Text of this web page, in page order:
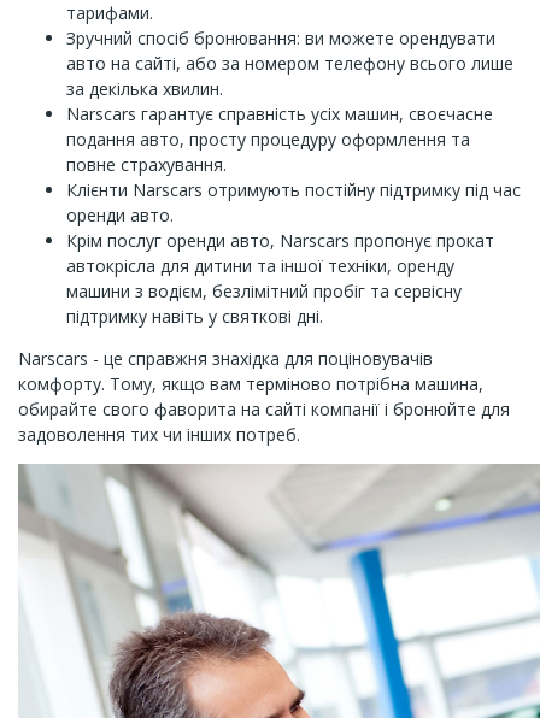
тарифами.
Зручний спосіб бронювання: ви можете орендувати
авто на сайті, або за номером телефону всього лише
за декілька хвилин.
Narscars гарантує справність усіх машин, своєчасне
подання авто, просту процедуру оформлення та
повне страхування.
Клієнти Narscars отримують постійну підтримку під час
оренди авто.
Крім послуг оренди авто, Narscars пропонує прокат
автокрісла для дитини та іншої техніки, оренду
машини з водієм, безлімітний пробіг та сервісну
підтримку навіть у святкові дні.
Narscars - це справжня знахідка для поціновувачів
комфорту. Тому, якщо вам терміново потрібна машина,
обирайте свого фаворита на сайті компанії і бронюйте для
задоволення тих чи інших потреб.